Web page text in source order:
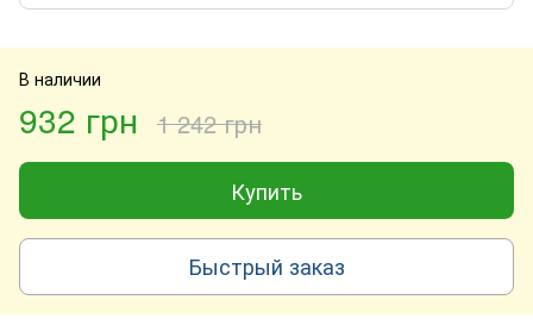
В наличии
932 грн 1 242 грн
Купить
Быстрый заказ